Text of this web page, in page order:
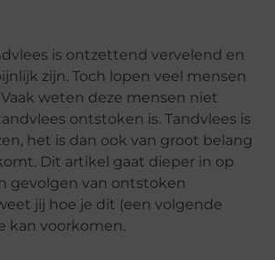
is ontzettend vervelend en
zijn. Toch lopen veel mensen
weten deze mensen niet
ontstoken is. Tandvlees is
het is dan ook van groot belang
Dit artikel gaat dieper in op
gevolgen van ontstoken
jij hoe je dit (een volgende
kan voorkomen.